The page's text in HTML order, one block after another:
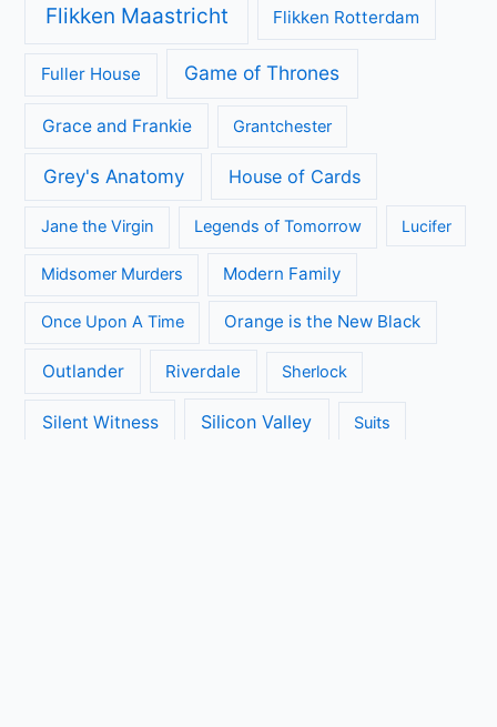
Flikken Maastricht Flikken Rotterdam
Fuller House Game of Thrones
Grace and Frankie Grantchester
Grey's Anatomy House of Cards
Jane the Virgin Legends of Tomorrow Lucifer
Midsomer Murders Modern Family
Once Upon A Time Orange is the New Black
Outlander Riverdale Sherlock
Silent Witness Silicon Valley Suits